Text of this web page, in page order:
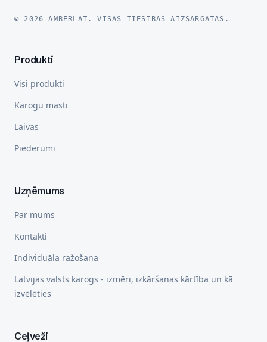
© 2026 AMBERLAT. VISAS TIESĪBAS AIZSARGĀTAS.
Produkti
Visi produkti
Karogu masti
Laivas
Piederumi
Uzņēmums
Par mums
Kontakti
Individuāla ražošana
Latvijas valsts karogs - izmēri, izkāršanas kārtība un kā
izvēlēties
Ceļveži